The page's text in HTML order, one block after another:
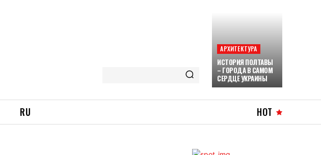
АРХИТЕКТУРА
ИСТОРИЯ ПОЛТАВЫ
– ГОРОДА В САМОМ
СЕРДЦЕ УКРАИНЫ
RU HOT